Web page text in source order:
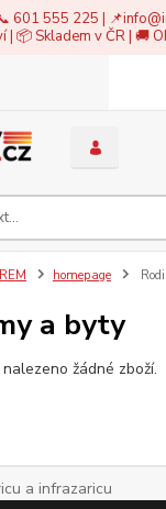
601 555 225 | 📌
📦 Skladem v ČR | 🚚
homepage
a byty
žádné zboží.